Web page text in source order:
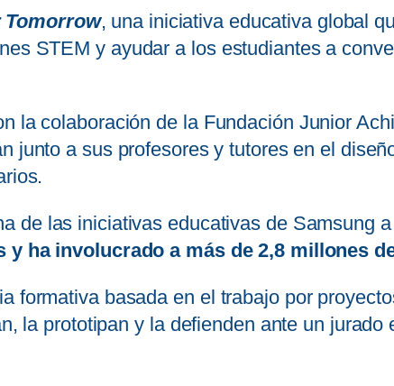
Tomorrow, una iniciativa educativa global
STEM y ayudar a los estudiantes a
la colaboración de la Fundación Junior
junto a sus profesores y tutores en el
de las iniciativas educativas de Samsung
y ha involucrado a más de 2,8 millones
formativa basada en el trabajo por
la prototipan y la defienden ante un